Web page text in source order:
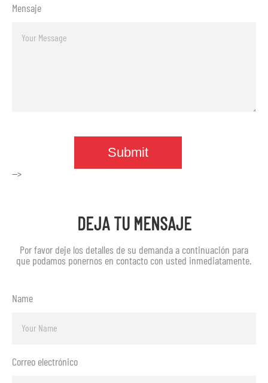
Mensaje
-->
DEJA TU MENSAJE
Por favor deje los detalles de su demanda a continuación para
que podamos ponernos en contacto con usted inmediatamente.
Name
Correo electrónico